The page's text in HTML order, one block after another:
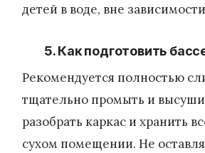
детей в воде, вне
5. Как подготовить
Рекомендуется полностью
тщательно промыть и
разобрать каркас и хранить
сухом помещении. Не